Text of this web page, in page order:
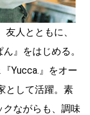
人とともに、
』をはじめる。
Yucca.』をオー
として活躍。素
ながらも、調味